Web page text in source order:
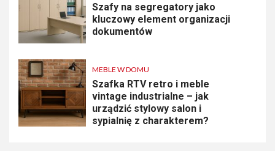
Szafy na segregatory jako
kluczowy element organizacji
dokumentów
MEBLE W DOMU
Szafka RTV retro i meble
vintage industrialne – jak
urządzić stylowy salon i
sypialnię z charakterem?